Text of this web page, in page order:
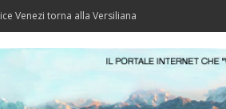
alla Versiliana